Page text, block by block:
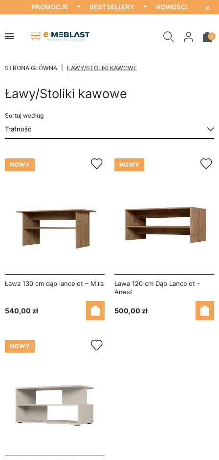
PROMOCJE BESTSELLERY NOWOŚCI ×
0
STRONA GŁÓWNA ŁAWY/STOLIKI KAWOWE
Ławy/Stoliki kawowe
Sortuj według
NOWY
Ława 130 cm dąb lancelot – Mira
540,00 zł
NOWY
Ława 120 cm Dąb Lancelot -
Anest
500,00 zł
NOWY